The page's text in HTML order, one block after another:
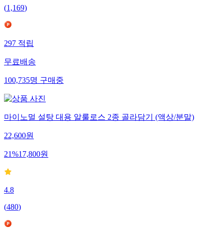
(1,169)
297적립
무료배송
100,735명구매중
마이노멀 설탕 대용 알룰로스 2종 골라담기 (액상/분말)
22,600원
21%17,800원
4.8
(480)